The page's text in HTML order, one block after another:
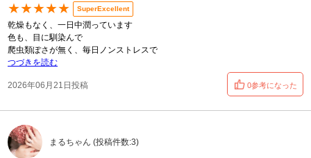
★★★★★ SuperExcellent
乾燥もなく、一日中潤っています
色も、目に馴染んで
爬虫類ぽさが無く、毎日ノンストレスで
つづきを読む
2026年06月21日投稿 0参考になった
まるちゃん (投稿件数:3)